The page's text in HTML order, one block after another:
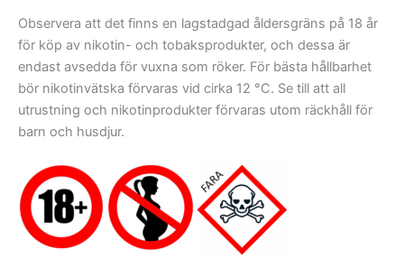
Observera att det finns en lagstadgad åldersgräns på 18 år
för köp av nikotin- och tobaksprodukter, och dessa är
endast avsedda för vuxna som röker. För bästa hållbarhet
bör nikotinvätska förvaras vid cirka 12 °C. Se till att all
utrustning och nikotinprodukter förvaras utom räckhåll för
barn och husdjur.